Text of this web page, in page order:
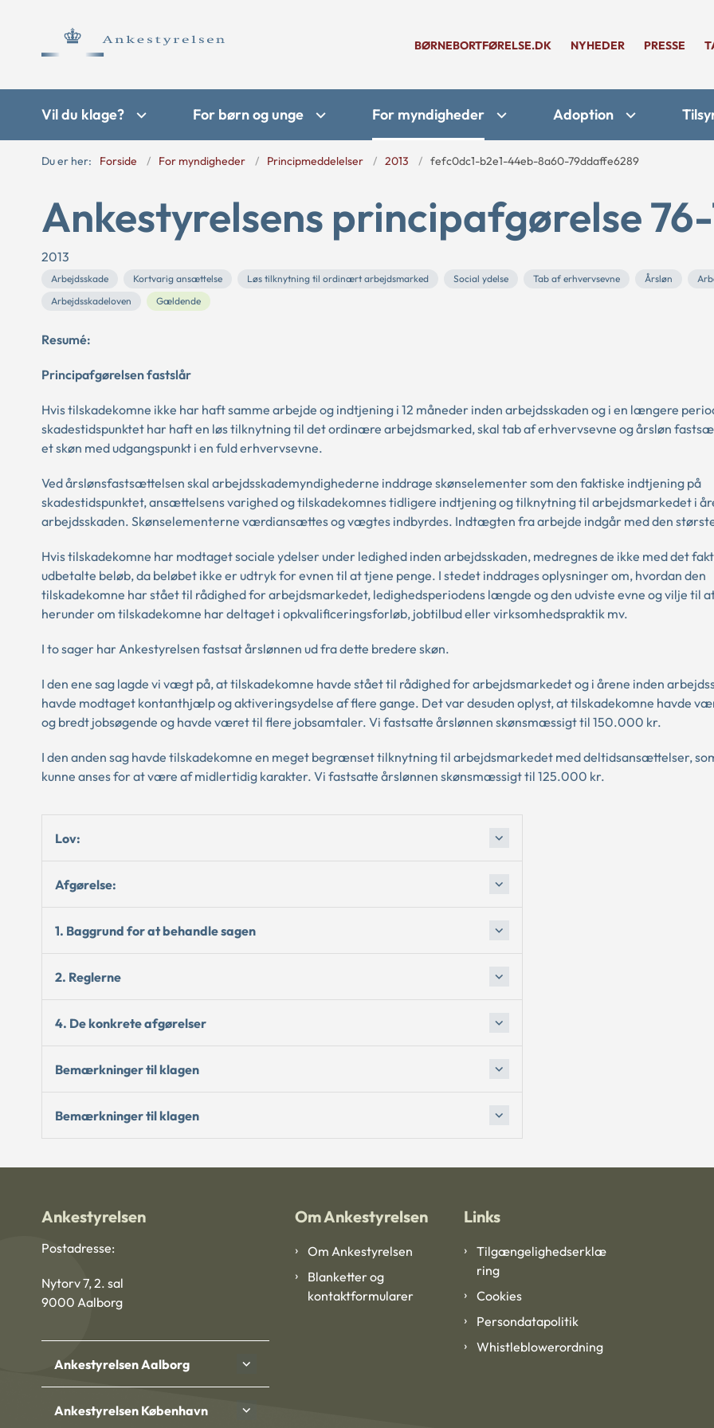
BØRNEBORTFØRELSE.DK NYHEDER PRESSE
Vil du klage? For børn og unge For myndigheder Adoption
Du er her: Forside For myndigheder Principmeddelelser 2013 fefc0dc1-b2e1-44eb-8a60-79ddaffe6289
Ankestyrelsens principafgørelse 76-
2013
Arbejdsskade Kortvarig ansættelse Løs tilknytning til ordinært arbejdsmarked Social ydelse Tab af erhvervsevne Årsløn
Arbejdsskadeloven
Gældende
Resumé:
Principafgørelsen fastslår
Hvis tilskadekomne ikke har haft samme arbejde og indtjening i 12 måneder inden arbejdsskaden og i en længere
skadestidspunktet har haft en løs tilknytning til det ordinære arbejdsmarked, skal tab af erhvervsevne og årsløn
et skøn med udgangspunkt i en fuld erhvervsevne.
Ved årslønsfastsættelsen skal arbejdsskademyndighederne inddrage skønselementer som den faktiske indtjening på
skadestidspunktet, ansættelsens varighed og tilskadekomnes tidligere indtjening og tilknytning til arbejdsmarkedet i
arbejdsskaden. Skønselementerne værdiansættes og vægtes indbyrdes. Indtægten fra arbejde indgår med den
Hvis tilskadekomne har modtaget sociale ydelser under ledighed inden arbejdsskaden, medregnes de ikke med det
udbetalte beløb, da beløbet ikke er udtryk for evnen til at tjene penge. I stedet inddrages oplysninger om, hvordan den
tilskadekomne har stået til rådighed for arbejdsmarkedet, ledighedsperiodens længde og den udviste evne og vilje til
herunder om tilskadekomne har deltaget i opkvalificeringsforløb, jobtilbud eller virksomhedspraktik mv.
I to sager har Ankestyrelsen fastsat årslønnen ud fra dette bredere skøn.
I den ene sag lagde vi vægt på, at tilskadekomne havde stået til rådighed for arbejdsmarkedet og i årene inden
havde modtaget kontanthjælp og aktiveringsydelse af flere gange. Det var desuden oplyst, at tilskadekomne havde
og bredt jobsøgende og havde været til flere jobsamtaler. Vi fastsatte årslønnen skønsmæssigt til 150.000 kr.
I den anden sag havde tilskadekomne en meget begrænset tilknytning til arbejdsmarkedet med deltidsansættelser,
kunne anses for at være af midlertidig karakter. Vi fastsatte årslønnen skønsmæssigt til 125.000 kr.
Lov:
Afgørelse:
1. Baggrund for at behandle sagen
2. Reglerne
4. De konkrete afgørelser
Bemærkninger til klagen
Bemærkninger til klagen
Ankestyrelsen
Postadresse:
Nytorv 7, 2. sal
9000 Aalborg
Ankestyrelsen Aalborg
Ankestyrelsen København
Om Ankestyrelsen
Om Ankestyrelsen
Blanketter og
kontaktformularer
Links
Tilgængelighedserklæ
ring
Cookies
Persondatapolitik
Whistleblowerordning